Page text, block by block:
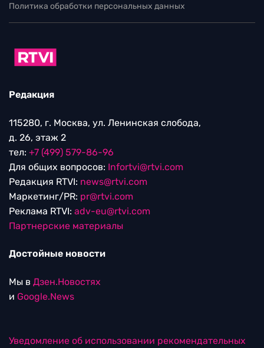
Политика обработки персональных данных
Редакция
115280, г. Москва, ул. Ленинская слобода,
д. 26, этаж 2
тел: +7 (499) 579-86-96
Для общих вопросов: Infortvi@rtvi.com
Редакция RTVI: news@rtvi.com
Маркетинг/PR: pr@rtvi.com
Реклама RTVI: adv-eu@rtvi.com
Партнерские материалы
Достойные новости
Мы в Дзен.Новостях
и Google.News
Уведомление об использовании рекомендательных